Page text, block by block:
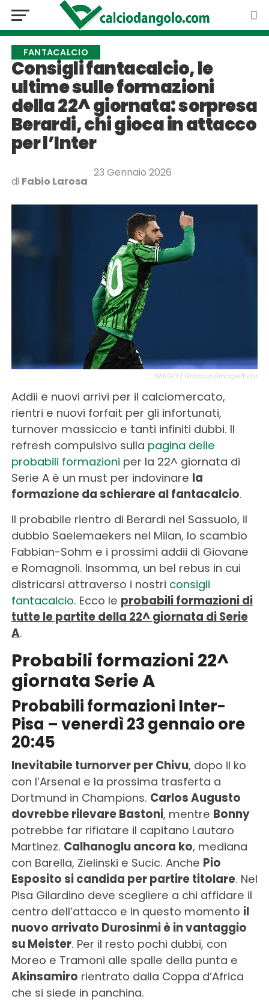
FANTACALCIO
Consigli fantacalcio, le
ultime sulle formazioni
della 22^ giornata: sorpresa
Berardi, chi gioca in attacco
per l’Inter
di Fabio Larosa
23 Gennaio 2026
IMAGO / Gribaudi/ImagePhoto
Addii e nuovi arrivi per il calciomercato,
rientri e nuovi forfait per gli infortunati,
turnover massiccio e tanti infiniti dubbi. Il
refresh compulsivo sulla pagina delle
probabili formazioni per la 22^ giornata di
Serie A è un must per indovinare la
formazione da schierare al fantacalcio.
Il probabile rientro di Berardi nel Sassuolo, il
dubbio Saelemaekers nel Milan, lo scambio
Fabbian-Sohm e i prossimi addii di Giovane
e Romagnoli. Insomma, un bel rebus in cui
districarsi attraverso i nostri consigli
fantacalcio. Ecco le probabili formazioni di
tutte le partite della 22^ giornata di Serie
A.
Probabili formazioni 22^
giornata Serie A
Probabili formazioni Inter-
Pisa – venerdì 23 gennaio ore
20:45
Inevitabile turnorver per Chivu, dopo il ko
con l’Arsenal e la prossima trasferta a
Dortmund in Champions. Carlos Augusto
dovrebbe rilevare Bastoni, mentre Bonny
potrebbe far rifiatare il capitano Lautaro
Martinez. Calhanoglu ancora ko, mediana
con Barella, Zielinski e Sucic. Anche Pio
Esposito si candida per partire titolare. Nel
Pisa Gilardino deve scegliere a chi affidare il
centro dell’attacco e in questo momento il
nuovo arrivato Durosinmi è in vantaggio
su Meister. Per il resto pochi dubbi, con
Moreo e Tramoni alle spalle della punta e
Akinsamiro rientrato dalla Coppa d’Africa
che si siede in panchina.